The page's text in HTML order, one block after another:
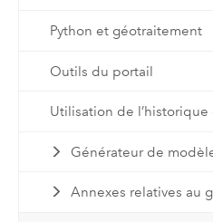
Python et géotraitement
Outils du portail
Utilisation de
Générateur de
Annexes relatives au